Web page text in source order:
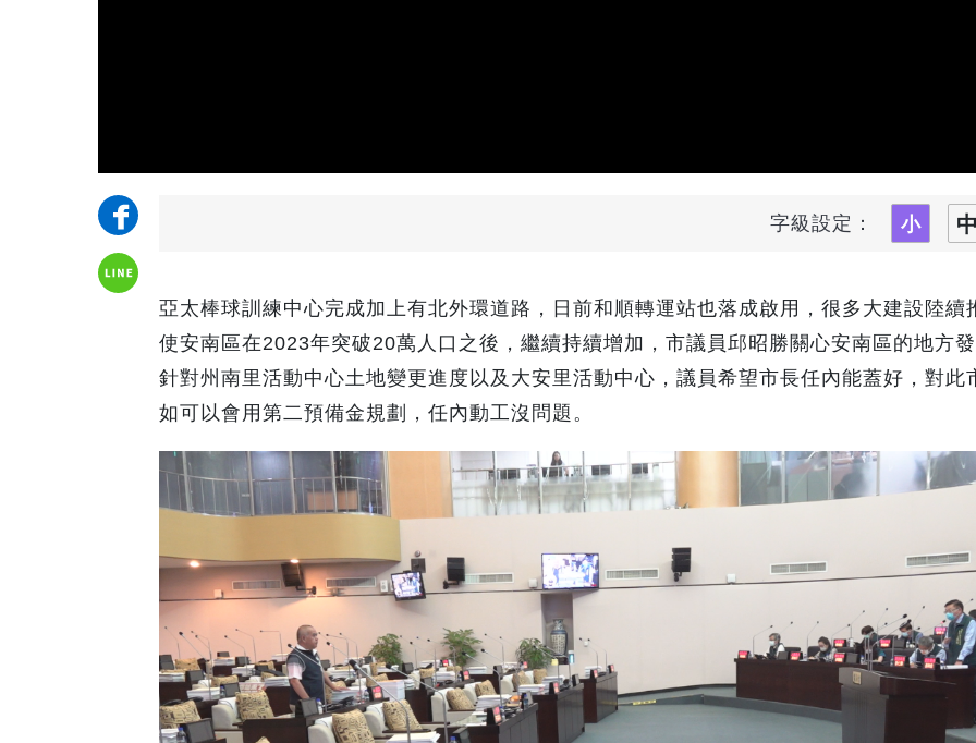
字級設定：
亞太棒球訓練中心完成加上有北外環道路，日前和順轉運站也落成啟用，很多大建設陸續
使安南區在2023年突破20萬人口之後，繼續持續增加，市議員邱昭勝關心安南區的地方
針對州南里活動中心土地變更進度以及大安里活動中心，議員希望市長任內能蓋好，對此
如可以會用第二預備金規劃，任內動工沒問題。